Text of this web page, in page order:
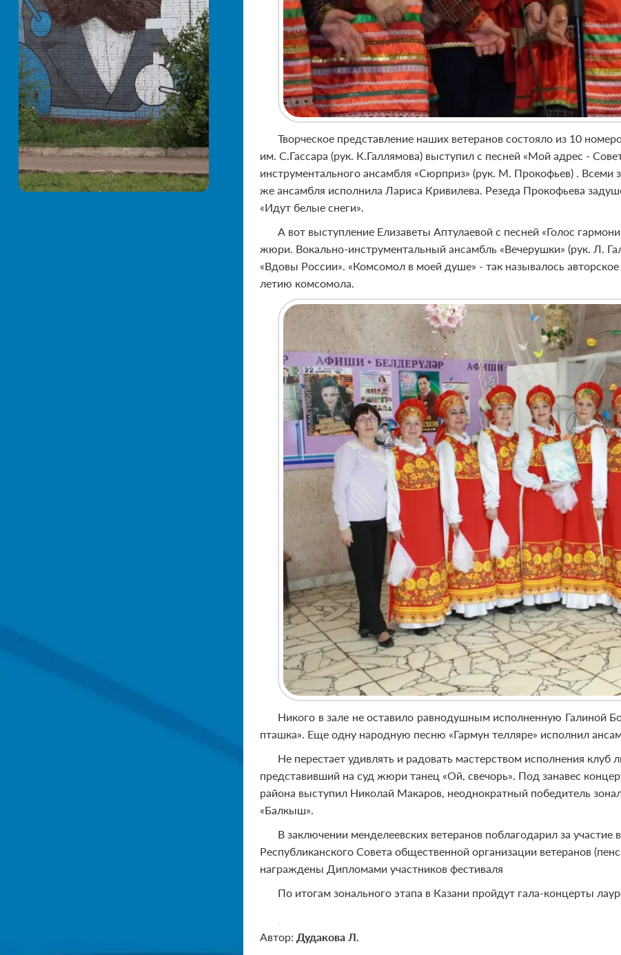
Творческое представление наших ветеранов состояло из 10
им. С.Гассара (рук. К.Галлямова) выступил с песней «Мой адрес -
инструментального ансамбля «Сюрприз» (рук. М. Прокофьев) .
же ансамбля исполнила Лариса Кривилева. Резеда Прокофьева
«Идут белые снеги».
А вот выступление Елизаветы Аптулаевой с песней «Голос
жюри. Вокально-инструментальный ансамбль «Вечерушки» (рук. Л.
«Вдовы России». «Комсомол в моей душе» - так называлось
летию комсомола.
Никого в зале не оставило равнодушным исполненную Галиной
пташка». Еще одну народную песню «Гармун телляре» исполнил
Не перестает удивлять и радовать мастерством исполнения клуб
представивший на суд жюри танец «Ой, свечорь». Под занавес
района выступил Николай Макаров, неоднократный победитель
«Балкыш».
В заключении менделеевских ветеранов поблагодарил за
Республиканского Совета общественной организации ветеранов
награждены Дипломами участников фестиваля
По итогам зонального этапа в Казани пройдут гала-концерты
Автор: Дудакова Л.